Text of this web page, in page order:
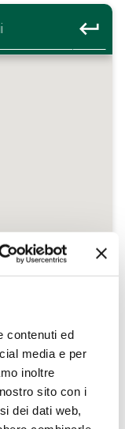
contenuti ed
media e per
inoltre
sito con i
dei dati web,